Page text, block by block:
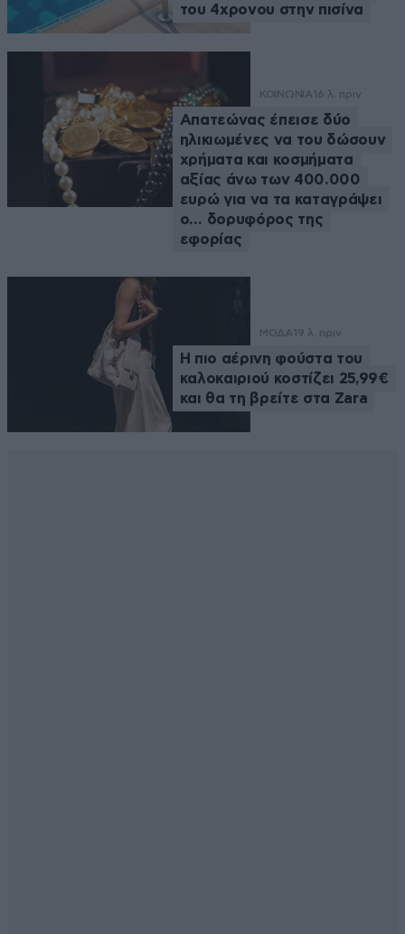
του 4χρονου στην πισίνα
ΚΟΙΝΩΝΙΑ 16 λ. πριν
Απατεώνας έπεισε δύο
ηλικιωμένες να του δώσουν
χρήματα και κοσμήματα
αξίας άνω των 400.000
ευρώ για να τα καταγράψει
ο… δορυφόρος της
εφορίας
ΜΟΔΑ 19 λ. πριν
Η πιο αέρινη φούστα του
καλοκαιριού κοστίζει 25,99€
και θα τη βρείτε στα Zara